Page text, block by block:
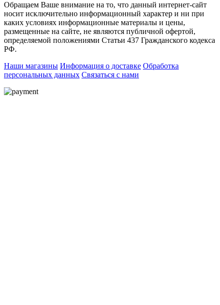
Обращаем Ваше внимание на то, что данный интернет-сайт
носит исключительно информационный характер и ни при
каких условиях информационные материалы и цены,
размещенные на сайте, не являются публичной офертой,
определяемой положениями Статьи 437 Гражданского кодекса
РФ.
Наши магазины Информация о доставке Обработка
персональных данных Связаться с нами